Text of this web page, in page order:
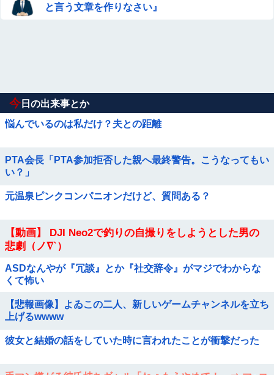
と言う文章を作りなさい』
今 日の出来事とか
悩んでいるのは私だけ？夫との距離
PTA会長「PTA参加拒否した親へ最終警告。こうなってもい
い？」
元温泉ピンクコンパニオンだけど、質問ある？
【動画】 DJI Neo2で釣りの自撮りをしようとした男の
悲劇（ノ∇`）
ASDなんやが『冗談』とか『社交辞令』がマジでわからな
くて怖い
【悲報画像】よゐこの二人、新しいゲームチャンネルを立ち
上げるwwww
彼女と結婚の話をしていた時に言われたことが衝撃だった